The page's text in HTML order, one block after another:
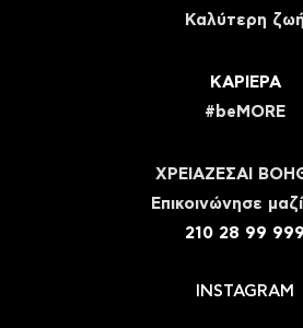
Καλύτερη ζωή
ΚΑΡΙΕΡΑ
#beMORE
ΧΡΕΙΑΖΕΣΑΙ
Eπικοινώνησε
210 28 99 999
INSTAGRAM